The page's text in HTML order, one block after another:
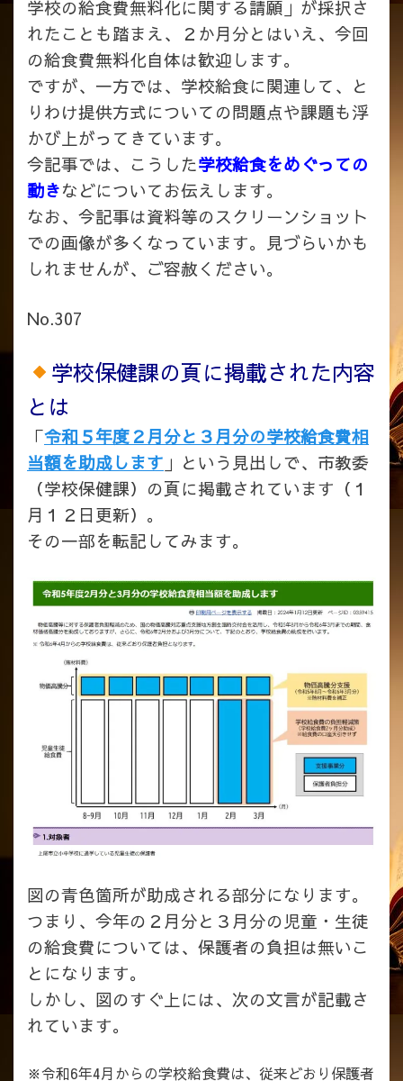
学校の給食費無料化に関する請願」が採択さ
れたことも踏まえ、２か月分とはいえ、今回
の給食費無料化自体は歓迎します。
ですが、一方では、学校給食に関連して、と
りわけ提供方式についての問題点や課題も浮
かび上がってきています。
今記事では、こうした学校給食をめぐっての
動きなどについてお伝えします。
なお、今記事は資料等のスクリーンショット
での画像が多くなっています。見づらいかも
しれませんが、ご容赦ください。
No.307
学校保健課の頁に掲載された内容
とは
「令和５年度２月分と３月分の学校給食費相
当額を助成します 」という見出しで、市教委
（学校保健課）の頁に掲載されています（１
月１２日更新）。
その一部を転記してみます。
図の青色箇所が助成される部分になります。
つまり、今年の２月分と３月分の児童・生徒
の給食費については、保護者の負担は無いこ
とになります。
しかし、図のすぐ上には、次の文言が記載さ
れています。
※令和6年4月からの学校給食費は、従来どおり保護者